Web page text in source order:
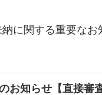
に関する重要なお
お知らせ【直接審